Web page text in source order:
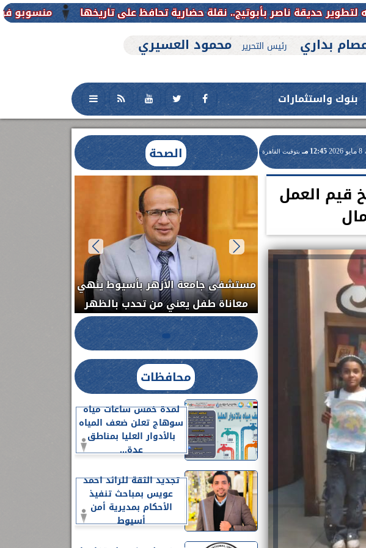
منسوبو فرع جامعة الأزهر للوجه
بداري رئيس التحرير محمود العسيري
بنوك واستثمارات
12:45 مـ بتوقيت القاهرة
قيم العمل
الصحة
العلاج الحر بمنفلوط بالتعاون مع هيئة
الدواء المصرية يشن حملة رقابية مكبرة
لضبط المنشآت الطبية المخالفة.....
جامعة اسيوط....
بقسم الأنف والأذن
في استئصال ورم خبيث
من...
محافظات
لمدة خمس ساعات مياه
سوهاج تعلن ضعف المياه
بالأدوار العليا بمناطق
عدة...
تجديد الثقة للرائد احمد
عويس بمباحث تنفيذ
الأحكام بمديرية أمن
أسيوط